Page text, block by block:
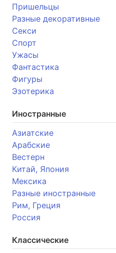
Пришельцы
Разные декоративные
Секси
Спорт
Ужасы
Фантастика
Фигуры
Эзотерика
Иностранные
Азиатские
Арабские
Вестерн
Китай, Япония
Мексика
Разные иностранные
Рим, Греция
Россия
Классические